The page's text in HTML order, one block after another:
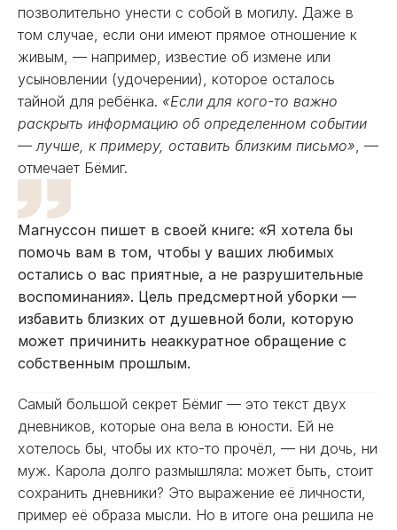
позволительно унести с собой в могилу. Даже в
том случае, если они имеют прямое отношение к
живым, — например, известие об измене или
усыновлении (удочерении), которое осталось
тайной для ребёнка. «Если для кого-то важно
раскрыть информацию об определенном событии
— лучше, к примеру, оставить близким письмо», —
отмечает Бёмиг.
Магнуссон пишет в своей книге: «Я хотела бы
помочь вам в том, чтобы у ваших любимых
остались о вас приятные, а не разрушительные
воспоминания». Цель предсмертной уборки —
избавить близких от душевной боли, которую
может причинить неаккуратное обращение с
собственным прошлым.
Самый большой секрет Бёмиг — это текст двух
дневников, которые она вела в юности. Ей не
хотелось бы, чтобы их кто-то прочёл, — ни дочь, ни
муж. Карола долго размышляла: может быть, стоит
сохранить дневники? Это выражение её личности,
пример её образа мысли. Но в итоге она решила не